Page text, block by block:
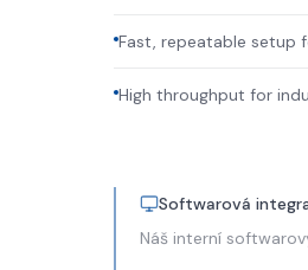
Fast, repeatable setup
High throughput for
Softwarová
Náš interní